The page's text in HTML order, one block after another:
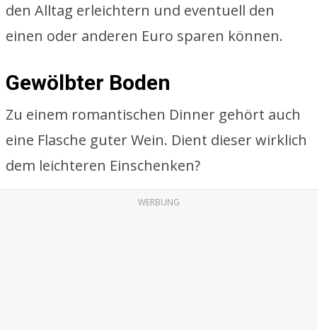
den Alltag erleichtern und eventuell den
einen oder anderen Euro sparen können.
Gewölbter Boden
Zu einem romantischen Dinner gehört auch
eine Flasche guter Wein. Dient dieser wirklich
dem leichteren Einschenken?
WERBUNG